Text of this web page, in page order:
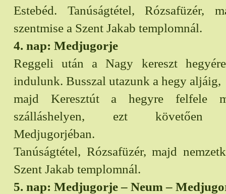
Estebéd. Tanúságtétel, Rózsafüzér,
szentmise a Szent Jakab templomnál.
4. nap: Medjugorje
Reggeli után a Nagy kereszt
indulunk. Busszal utazunk a hegy aljáig,
majd Keresztút a hegyre felfele
szálláshelyen, ezt követően
Medjugorjéban.
Tanúságtétel, Rózsafüzér, majd
Szent Jakab templomnál.
5. nap: Medjugorje – Neum –